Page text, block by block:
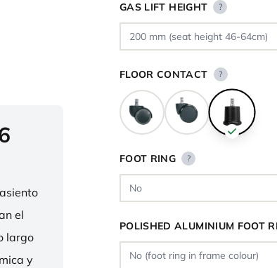
el
largo
y
GAS LIFT HEIGHT ?
FLOOR CONTACT ?
FOOT RING ?
POLISHED ALUMINIUM FOOT